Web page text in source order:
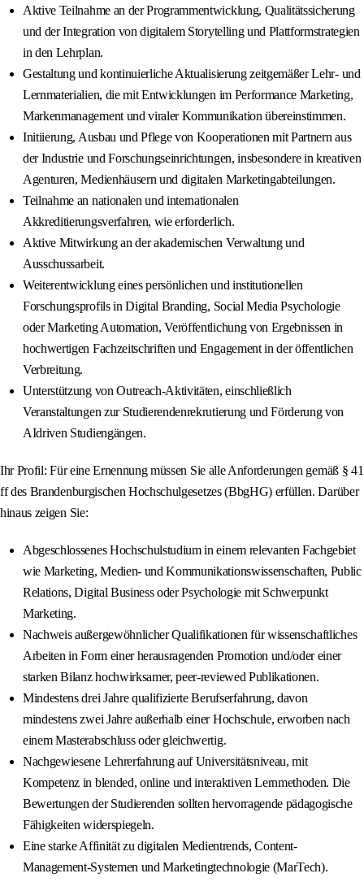
Aktive Teilnahme an der Programmentwicklung, Qualitätssicherung
und der Integration von digitalem Storytelling und Plattformstrategien
in den Lehrplan.
Gestaltung und kontinuierliche Aktualisierung zeitgemäßer Lehr- und
Lernmaterialien, die mit Entwicklungen im Performance Marketing,
Markenmanagement und viraler Kommunikation übereinstimmen.
Initiierung, Ausbau und Pflege von Kooperationen mit Partnern aus
der Industrie und Forschungseinrichtungen, insbesondere in kreativen
Agenturen, Medienhäusern und digitalen Marketingabteilungen.
Teilnahme an nationalen und internationalen
Akkreditierungsverfahren, wie erforderlich.
Aktive Mitwirkung an der akademischen Verwaltung und
Ausschussarbeit.
Weiterentwicklung eines persönlichen und institutionellen
Forschungsprofils in Digital Branding, Social Media Psychologie
oder Marketing Automation, Veröffentlichung von Ergebnissen in
hochwertigen Fachzeitschriften und Engagement in der öffentlichen
Verbreitung.
Unterstützung von Outreach-Aktivitäten, einschließlich
Veranstaltungen zur Studierendenrekrutierung und Förderung von
AIdriven Studiengängen.
Ihr Profil: Für eine Ernennung müssen Sie alle Anforderungen gemäß § 41
ff des Brandenburgischen Hochschulgesetzes (BbgHG) erfüllen. Darüber
hinaus zeigen Sie:
Abgeschlossenes Hochschulstudium in einem relevanten Fachgebiet
wie Marketing, Medien- und Kommunikationswissenschaften, Public
Relations, Digital Business oder Psychologie mit Schwerpunkt
Marketing.
Nachweis außergewöhnlicher Qualifikationen für wissenschaftliches
Arbeiten in Form einer herausragenden Promotion und/oder einer
starken Bilanz hochwirksamer, peer-reviewed Publikationen.
Mindestens drei Jahre qualifizierte Berufserfahrung, davon
mindestens zwei Jahre außerhalb einer Hochschule, erworben nach
einem Masterabschluss oder gleichwertig.
Nachgewiesene Lehrerfahrung auf Universitätsniveau, mit
Kompetenz in blended, online und interaktiven Lernmethoden. Die
Bewertungen der Studierenden sollten hervorragende pädagogische
Fähigkeiten widerspiegeln.
Eine starke Affinität zu digitalen Medientrends, Content-
Management-Systemen und Marketingtechnologie (MarTech).